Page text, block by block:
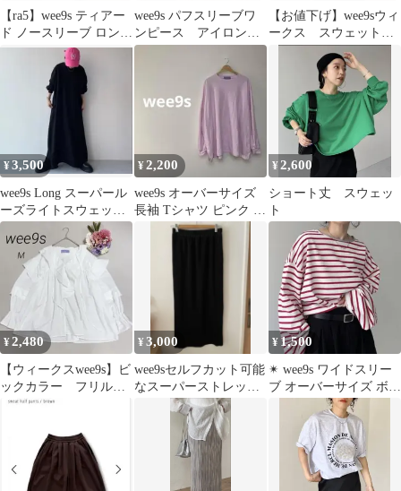
【ra5】wee9s ティアー
ド ノースリーブ ロング
ワンピース ネイビー
wee9s パフスリーブワ
ンピース アイロン不
要 黒 美品 体型カ
【お値下げ】wee9sウィ
ークス スウェット
トレーナー FREE size
¥3,500
wee9s Long スーパール
ーズライトスウェッテ
ィーロングワンピース
¥2,200
wee9s オーバーサイズ
長袖 Tシャツ ピンク ゆ
るだぼ カジュアル
¥2,600
ショート丈 スウェッ
ト
¥2,480
【ウィークスwee9s】ビ
ックカラー フリルブ
ラウス ボリューム
¥3,000
wee9sセルフカット可能
なスーパーストレッチ
プリーツスカート
¥ 1,500
✴︎ wee9s ワイドスリー
ブ オーバーサイズ ボー
ダーティー SHORT